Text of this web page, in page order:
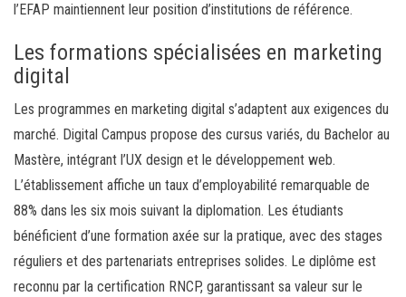
l’EFAP maintiennent leur position d’institutions de référence.
Les formations spécialisées en marketing
digital
Les programmes en marketing digital s’adaptent aux exigences du
marché. Digital Campus propose des cursus variés, du Bachelor au
Mastère, intégrant l’UX design et le développement web.
L’établissement affiche un taux d’employabilité remarquable de
88% dans les six mois suivant la diplomation. Les étudiants
bénéficient d’une formation axée sur la pratique, avec des stages
réguliers et des partenariats entreprises solides. Le diplôme est
reconnu par la certification RNCP, garantissant sa valeur sur le